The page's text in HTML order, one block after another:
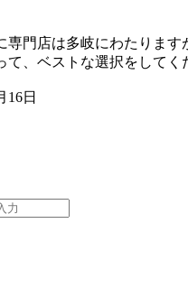
専門店は多岐にわたりま
、ベストな選択をしてく
16日